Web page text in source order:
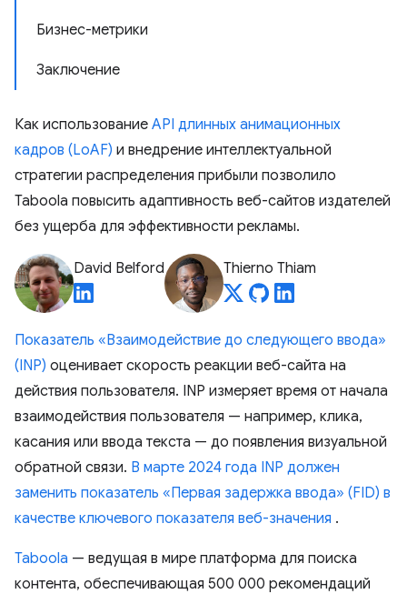
Бизнес-метрики
Заключение
Как использование API длинных анимационных
кадров (LoAF) и внедрение интеллектуальной
стратегии распределения прибыли позволило
Taboola повысить адаптивность веб-сайтов издателей
без ущерба для эффективности рекламы.
David Belford Thierno Thiam
Показатель «Взаимодействие до следующего ввода»
(INP) оценивает скорость реакции веб-сайта на
действия пользователя. INP измеряет время от начала
взаимодействия пользователя — например, клика,
касания или ввода текста — до появления визуальной
обратной связи. В марте 2024 года INP должен
заменить показатель «Первая задержка ввода» (FID) в
качестве ключевого показателя веб-значения .
Taboola — ведущая в мире платформа для поиска
контента, обеспечивающая 500 000 рекомендаций